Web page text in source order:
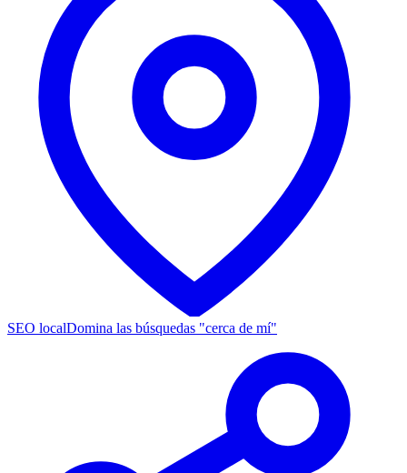
SEO localDomina las búsquedas "cerca de mí"